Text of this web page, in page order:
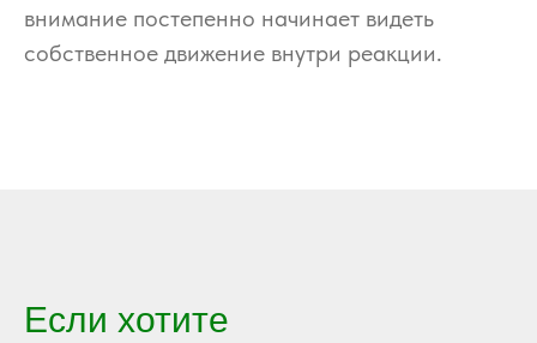
внимание постепенно начинает видеть
собственное движение внутри реакции.
Если хотите